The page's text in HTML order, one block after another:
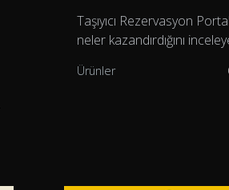
Taşıyıcı Rezervasyon
neler kazandırdığını
Ürünler